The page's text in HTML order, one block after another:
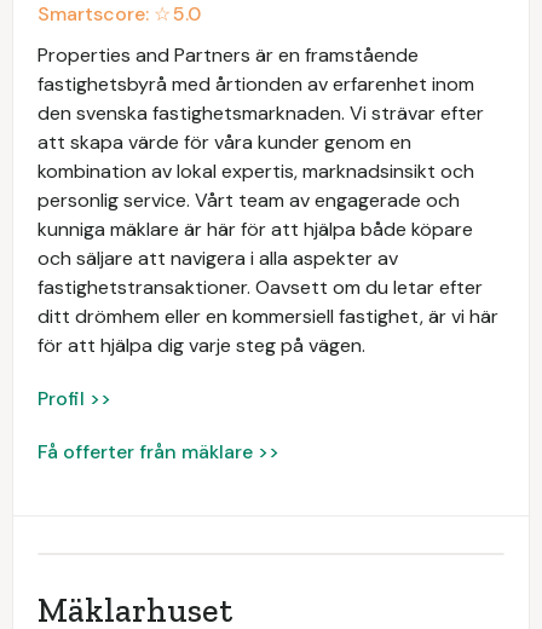
Smartscore: ☆5.0
Properties and Partners är en framstående
fastighetsbyrå med årtionden av erfarenhet inom
den svenska fastighetsmarknaden. Vi strävar efter
att skapa värde för våra kunder genom en
kombination av lokal expertis, marknadsinsikt och
personlig service. Vårt team av engagerade och
kunniga mäklare är här för att hjälpa både köpare
och säljare att navigera i alla aspekter av
fastighetstransaktioner. Oavsett om du letar efter
ditt drömhem eller en kommersiell fastighet, är vi här
för att hjälpa dig varje steg på vägen.
Profil >>
Få offerter från mäklare >>
Mäklarhuset